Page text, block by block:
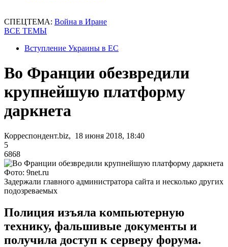
СПЕЦТЕМА: Война в Иране
ВСЕ ТЕМЫ
Вступление Украины в ЕС
Во Франции обезвредили
крупнейшую платформу
даркнета
Корреспондент.biz, 18 июня 2018, 18:40
5
6868
Фото: 9net.ru
Задержали главного администратора сайта и несколько других
подозреваемых
Полиция изъяла компьютерную
технику, фальшивые документы и
получила доступ к серверу форума.